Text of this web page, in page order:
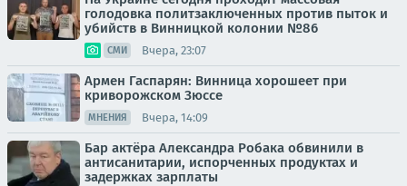
голодовка политзаключенных против пыток и
убийств в Винницкой колонии №86
СМИ Вчера, 23:07
Армен Гаспарян: Винница хорошеет при
криворожском Зюссе
МНЕНИЯ Вчера, 14:09
Бар актёра Александра Робака обвинили в
антисанитарии, испорченных продуктах и
задержках зарплаты